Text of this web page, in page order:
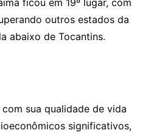
ficou em 19º lugar, com
outros estados da
abaixo de Tocantins.
sua qualidade de vida
significativos,